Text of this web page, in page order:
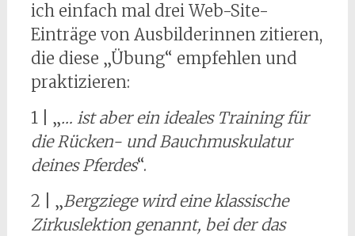
ich einfach mal drei Web-Site-
Einträge von Ausbilderinnen zitieren,
die diese „Übung“ empfehlen und
praktizieren:
1 | „… ist aber ein ideales Training für
die Rücken- und Bauchmuskulatur
deines Pferdes“.
2 | „Bergziege wird eine klassische
Zirkuslektion genannt, bei der das